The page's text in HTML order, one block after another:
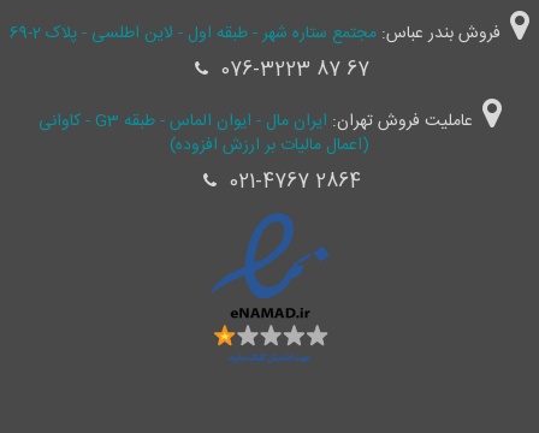
فروش بندر عباس: مجتمع ستاره شهر - طبقه اول - لاین اطلسی - پلاک 2-69
076-3223 87 67
عاملیت فروش تهران:
ایران مال - ایوان الماس - طبقه G3 - کاوانی
(اعمال مالیات بر ارزش افزوده)
021-4767 2864